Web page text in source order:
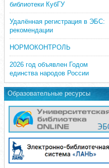
библиотеки КубГУ
Удалённая регистрация в ЭБС:
рекомендации
НОРМОКОНТРОЛЬ
2026 год объявлен Годом
единства народов России
Образовательные ресурсы